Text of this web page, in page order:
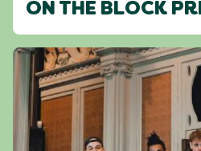
ON THE BLOCK